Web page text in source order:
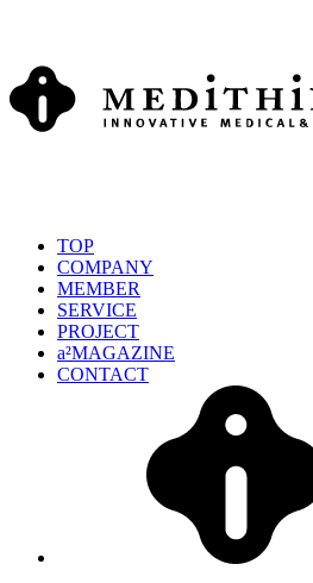
TOP
COMPANY
MEMBER
SERVICE
PROJECT
a²MAGAZINE
CONTACT